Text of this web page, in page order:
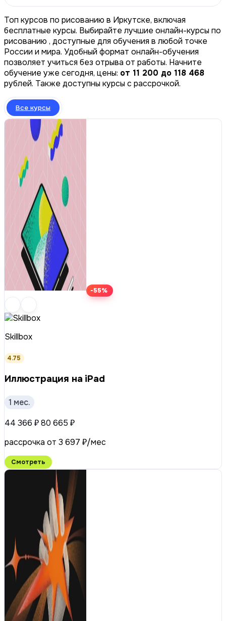
Топ курсов по рисованию в Иркутске, включая
бесплатные курсы. Выбирайте лучшие онлайн-курсы по
рисованию , доступные для обучения в любой точке
России и мира. Удобный формат онлайн-обучения
позволяет учиться без отрыва от работы. Начните
обучение уже сегодня, цены: от 11 200 до 118 468
рублей. Также доступны курсы с рассрочкой.
Все курсы
-55%
Skillbox
4.75
Иллюстрация на iPad
1 мес.
44 366 ₽80 665 ₽
рассрочка от 3 697 ₽/мес
Смотреть